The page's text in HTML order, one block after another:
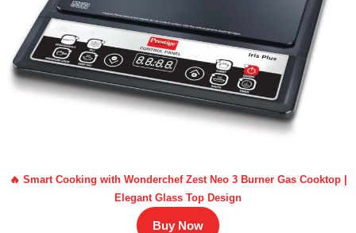
🔥 Smart Cooking with Wonderchef Zest Neo 3 Burner Gas Cooktop |
Elegant Glass Top Design
Buy Now